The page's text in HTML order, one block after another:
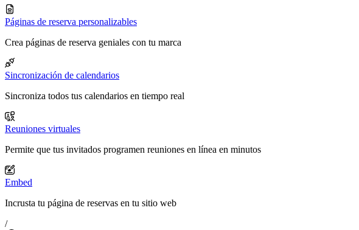
Páginas de reserva personalizables
Crea páginas de reserva geniales con tu marca
Sincronización de calendarios
Sincroniza todos tus calendarios en tiempo real
Reuniones virtuales
Permite que tus invitados programen reuniones en línea en minutos
Embed
Incrusta tu página de reservas en tu sitio web
/